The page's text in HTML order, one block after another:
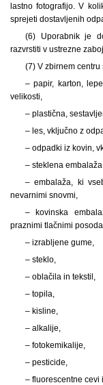
lastno fotografijo. V
sprejeti dostavljenih
(6) Uporabnik je
razvrstiti v ustrezne
(7) V zbirnem
– papir, karton,
velikosti,
– plastična,
– les, vključno z
– odpadki iz kovin,
– steklena
– embalaža, ki
nevarnimi snovmi,
– kovinska
praznimi tlačnimi
– izrabljene gume,
– steklo,
– oblačila in tekstil,
– topila,
– kisline,
– alkalije,
– fotokemikalije,
– pesticide,
– fluorescentne cevi